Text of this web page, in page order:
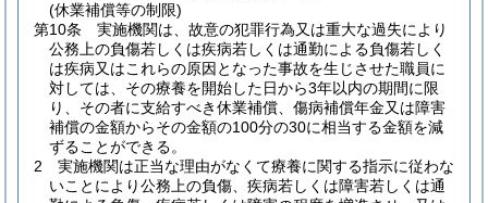
(休業補償等の制限)
第10条
実施機関は、故意の犯罪行為又は重大な過失により
公務上の負傷若しくは疾病若しくは通勤による負傷若しく
は疾病又はこれらの原因となった事故を生じさせた職員に
対しては、その療養を開始した日から3年以内の期間に限
り、その者に支給すべき休業補償、傷病補償年金又は障害
補償の金額からその金額の100分の30に相当する金額を減
ずることができる。
2
実施機関は正当な理由がなくて療養に関する指示に従わな
いことにより公務上の負傷、疾病若しくは障害若しくは通